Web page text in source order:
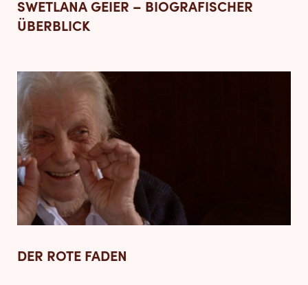
SWETLANA GEIER – BIOGRAFISCHER
ÜBERBLICK
DER ROTE FADEN